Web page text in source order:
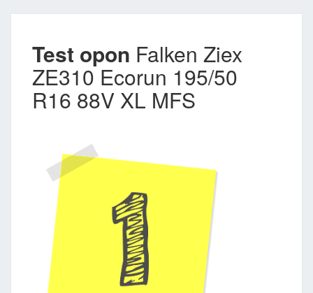
Test opon Falken Ziex
ZE310 Ecorun 195/50
R16 88V XL MFS